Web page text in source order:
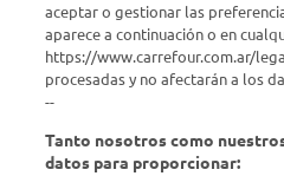
¿Tenés una consulta? Comunicate
Descubrí Carrefour
Conocenos
aceptar o gestionar las
aparece a continuación o en
https://www.carrefour.com.ar/
procesadas y no afectarán a los
--
Tanto nosotros como
datos para proporcionar: